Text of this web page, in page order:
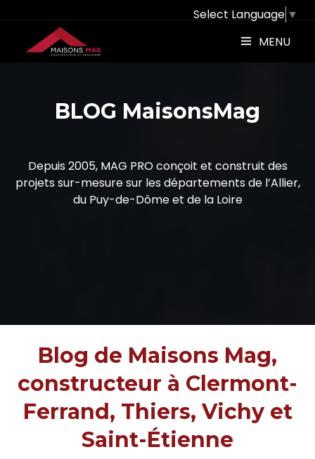
Select Language ▼
MENU
BLOG MaisonsMag
Depuis 2005, MAG PRO conçoit et construit des
projets sur-mesure sur les départements de l’Allier,
du Puy-de-Dôme et de la Loire
Blog de Maisons Mag,
constructeur à Clermont-
Ferrand, Thiers, Vichy et
Saint-Étienne